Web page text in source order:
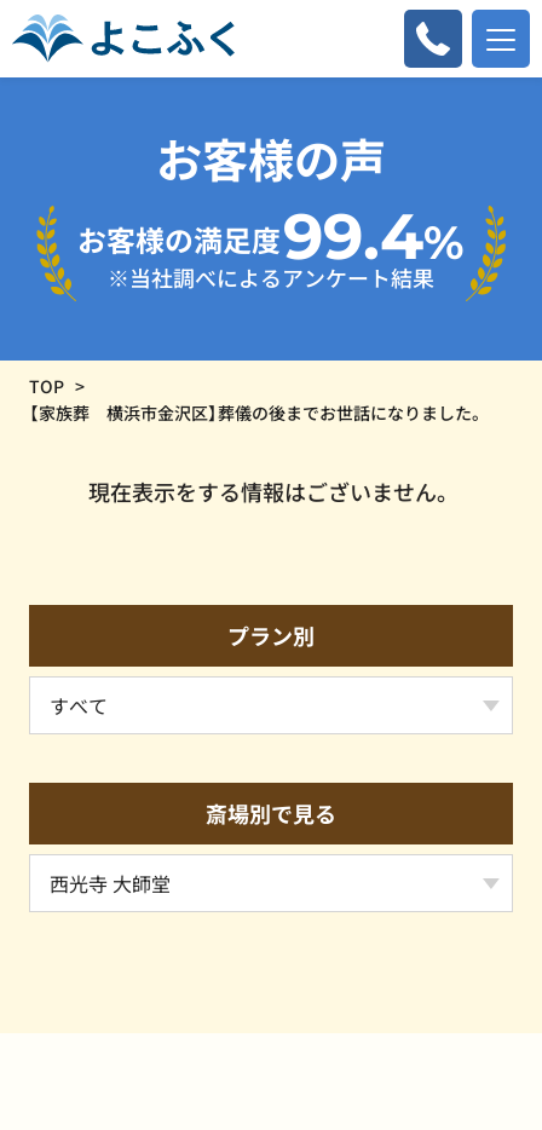
お客様の声
お客様の満足度99.4%
※当社調べによるアンケート結果
TOP
【家族葬 横浜市金沢区】葬儀の後までお世話になりました。
現在表示をする情報はございません。
プラン別
斎場別で見る